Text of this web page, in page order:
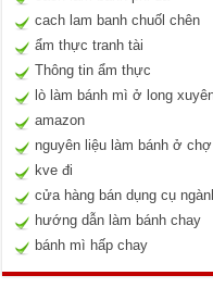
cach lam banh chuốl chên
ẩm thực tranh tài
Thông tin ẩm thực
lò làm bánh mì ở long
amazon
nguyên liệu làm bánh ở
kve đi
cửa hàng bán dụng cụ
hướng dẫn làm bánh chay
bánh mì hấp chay